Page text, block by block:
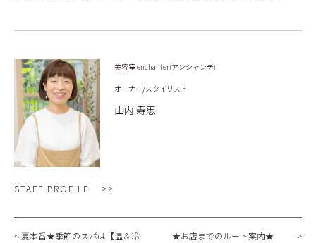
美容室 enchanter(アンシャンテ)
オーナー/スタイリスト
山内 寿恵
STAFF PROFILE
夏本番★季節のスパは【温＆冷
★お店までのルート案内★